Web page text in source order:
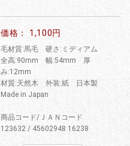
価格： 1,100円
毛材質:馬毛 硬さ:ミディアム
全高:90mm 幅:54mm 厚
み:12mm
材質:天然木 外装:紙 日本製
Made in Japan
商品コード/ＪＡＮコード
123632 / 45602948 16238